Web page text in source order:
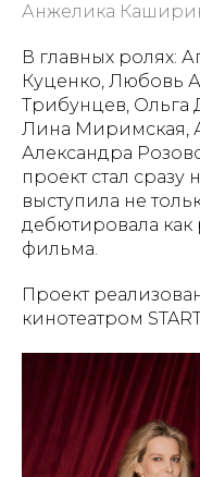
Анжелика
В главных ролях:
Куценко, Любовь
Трибунцев,
Лина Миримская,
Александра
проект стал
выступила не
дебютировала
фильма.
Проект
кинотеатром